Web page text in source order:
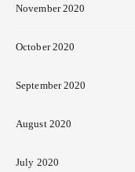
November 2020
October 2020
September 2020
August 2020
July 2020